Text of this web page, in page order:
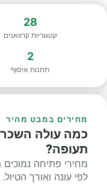
28
קטגוריות קרוואנים
2
תחנות איסוף
מחירים במבט מהיר
כמה עולה
תעופה?
מחירי פתיחה
לפי עונה ואורך הטיול.